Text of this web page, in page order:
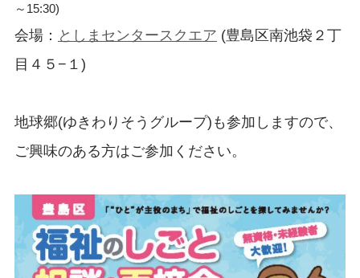
～15:30)
会場： としまセンタースクエア (豊島区南池袋２丁
目４５−１)
地球郷(ゆきわりそうグループ)も参加しますので、
ご興味のある方はご参加ください。